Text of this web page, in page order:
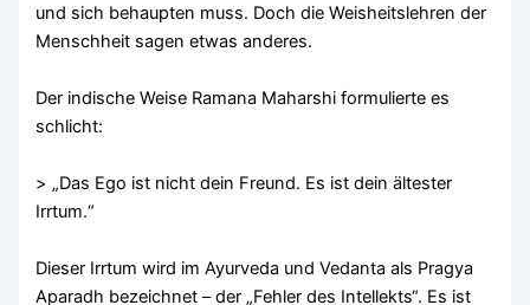
und sich behaupten muss. Doch die Weisheitslehren der
Menschheit sagen etwas anderes.
Der indische Weise Ramana Maharshi formulierte es
schlicht:
> „Das Ego ist nicht dein Freund. Es ist dein ältester
Irrtum.“
Dieser Irrtum wird im Ayurveda und Vedanta als Pragya
Aparadh bezeichnet – der „Fehler des Intellekts“. Es ist